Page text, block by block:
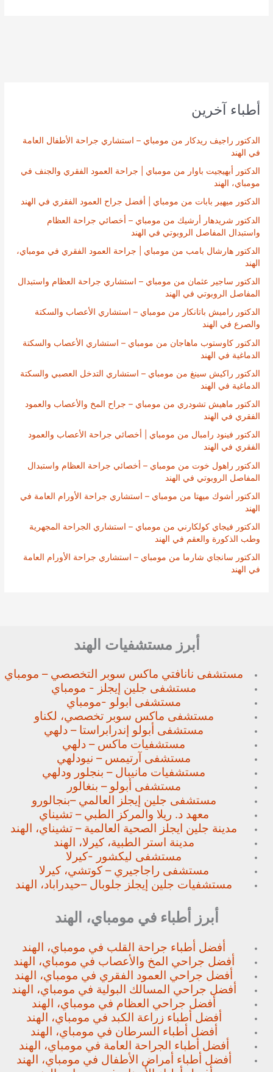
أطباء آخرين
الدكتور راجيف ريدكار من مومباي – استشاري جراحة الأطفال العامة
في الهند
الدكتور أبهيجيت باوار من مومباي | جراحة العمود الفقري والجنف في
مومباي، الهند
الدكتور ميهير بابات من مومباي | أفضل جراح العمود الفقري في الهند
الدكتور شريدهار أرشيك من مومباي – أخصائي جراحة العظام
واستبدال المفاصل الروبوتي في الهند
الدكتور هارشال بامب من مومباي | جراحة العمود الفقري في مومباي،
الهند
الدكتور ساجير عثمان من مومباي – استشاري جراحة العظام واستبدال
المفاصل الروبوتي في الهند
الدكتور راميش باتانكار من مومباي – استشاري الأعصاب والسكتة
والصرع في الهند
الدكتور كاوستوب ماهاجان من مومباي – استشاري الأعصاب والسكتة
الدماغية في الهند
الدكتور راكيش سينغ من مومباي – استشاري التدخل العصبي والسكتة
الدماغية في الهند
الدكتور ماهيش تشودري من مومباي – جراح المخ والأعصاب والعمود
الفقري في الهند
الدكتور فينود رامبال من مومباي | أخصائي جراحة الأعصاب والعمود
الفقري في الهند
الدكتور راهول خوت من مومباي – أخصائي جراحة العظام واستبدال
المفاصل الروبوتي في الهند
الدكتور أشوك ميهتا من مومباي – استشاري جراحة الأورام العامة في
الهند
الدكتور فيجاي كولكارني من مومباي – استشاري الجراحة المجهرية
وطب الذكورة والعقم في الهند
الدكتور سانجاي شارما من مومباي – استشاري جراحة الأورام العامة
في الهند
أبرز مستشفيات الهند
مستشفى نانافتي ماكس سوبر التخصصي – مومباي
مستشفى جلين إيجلز - مومباي
مستشفى ابولو -مومباي
مستشفى ماكس سوبر تخصصي، لكناو
مستشفى أبولو إندرابراستا – دلهي
مستشفيات ماكس – دلهي
مستشفى آرتيمس – نيودلهي
مستشفيات مانيبال – بنجلور ودلهي
مستشفى أبولو – بنغالور
مستشفى جلين إيجلز العالمي –بنجالورو
معهد د. ريلا والمركز الطبي – تشيناي
مدينة جلين ايجلز الصحية العالمية – تشيناي، الهند
مدينة استر الطبية، كيرلا، الهند
مستشفى ليكشور -كيرلا
مستشفى راجاجيري – كوتشي، كيرلا
مستشفيات جلين إيجلز جلوبال –حيدراباد، الهند
أبرز أطباء في مومباي، الهند
أفضل أطباء جراحة القلب في مومباي، الهند
أفضل جراحي المخ والأعصاب في مومباي، الهند
أفضل جراحي العمود الفقري في مومباي، الهند
أفضل جراحي المسالك البولية في مومباي، الهند
أفضل جراحي العظام في مومباي، الهند
أفضل أطباء زراعة الكبد في مومباي، الهند
أفضل أطباء السرطان في مومباي، الهند
أفضل أطباء الجراحة العامة في مومباي، الهند
أفضل أطباء أمراض الأطفال في مومباي، الهند